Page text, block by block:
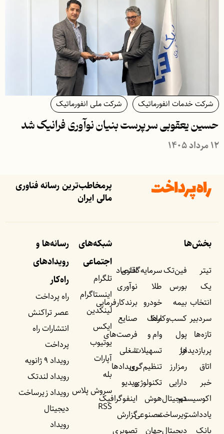
شرکت خدمات انفورماتیک شرکت ملی انفورماتیک
حسین یعقوبی سرپرست بنیان نوآوری فرانیک شد
۱۲ مرداد ۱۴۰۵
پرمخاطب‌ترین رسانه فناوری
مالی ایران
بخش‌ها
تیتر
یک
انتخاب
سردبیر
تازه‌ها
پربازدید‌ها
اتاق
خبر
اکوسیستم
یادداشت‌
بانک
فین‌تک
بورس
بیمه
کسب‌وکار‌ها
پول
ارز
رمزارز
دارایی
دیجیتال
زیرساخت
دیجیتال
سرمایه‌گذاری
طلا
خودرو
ملک
وام و
تسهیلات
تنظیم‌گری
تکنولوژی
هوش
مصنوعی
جهان
اقتصاد
نوآوری
برندکارفرمایی
صنایع
فرصت‌های
شغلی
رویداد‌ها
ویدیو
اینفوگرافیک
گزارش
تصویری
شبکه‌های
اجتماعی
تلگرام
اینستاگرام
لینکدین
ایکس
یوتیوب
آپارات
بله
سروش پلاس
RSS
رسانه‌ها و
رویداد‌های
راه‌کار
راه پرداخت
عصر تراکنش
انتشارات راه
پرداخت
رویداد ۹ ژانویه
رویداد لندتک
رویداد زیرساخت
دیجیتال
رویداد